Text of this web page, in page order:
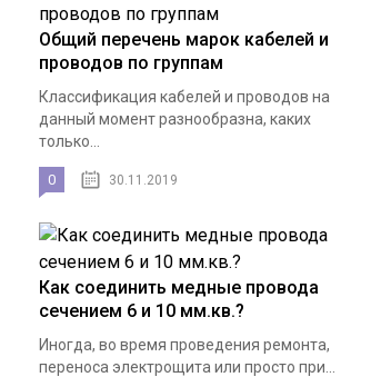
Общий перечень марок кабелей и
проводов по группам
Классификация кабелей и проводов на
данный момент разнообразна, каких
только...
0 30.11.2019
Как соединить медные провода
сечением 6 и 10 мм.кв.?
Иногда, во время проведения ремонта,
переноса электрощита или просто при...